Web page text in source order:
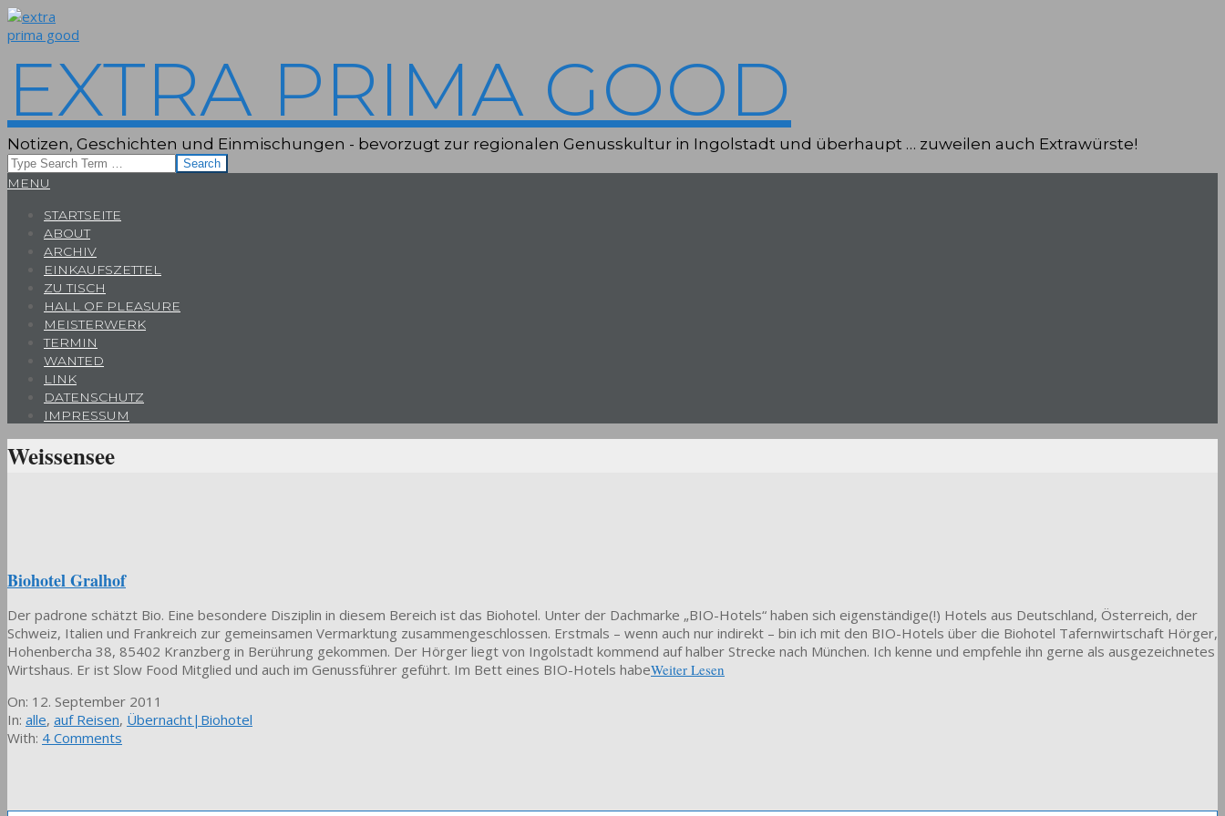
Skip
to
EXTRA PRIMA GOOD
Notizen, Geschichten und Einmischungen - bevorzugt zur regionalen Genusskultur in Ingolstadt und überhaupt … zuweilen auch Extrawürste!
Search
Primary
MENU
STARTSEITE
ABOUT
ARCHIV
EINKAUFSZETTEL
ZU TISCH
HALL OF PLEASURE
MEISTERWERK
TERMIN
WANTED
LINK
DATENSCHUTZ
IMPRESSUM
Weissensee
Biohotel Gralhof
Der padrone schätzt Bio. Eine besondere Disziplin in diesem Bereich ist das Biohotel. Unter der Dachmarke „BIO-Hotels“ haben sich eigenständige(!) Hotels aus Deutschland, Österreich, der
Schweiz, Italien und Frankreich zur gemeinsamen Vermarktung zusammengeschlossen. Erstmals – wenn auch nur indirekt – bin ich mit den BIO-Hotels über die Biohotel Tafernwirtschaft Hörger,
Hohenbercha 38, 85402 Kranzberg in Berührung gekommen. Der Hörger liegt von Ingolstadt kommend auf halber Strecke nach München. Ich kenne und empfehle ihn gerne als ausgezeichnetes
Wirtshaus. Er ist Slow Food Mitglied und auch im Genussführer geführt. Im Bett eines BIO-Hotels habeWeiter Lesen
2011-
09-
12
On: 12. September 2011
In: alle, auf Reisen, Übernacht|Biohotel
With: 4 Comments